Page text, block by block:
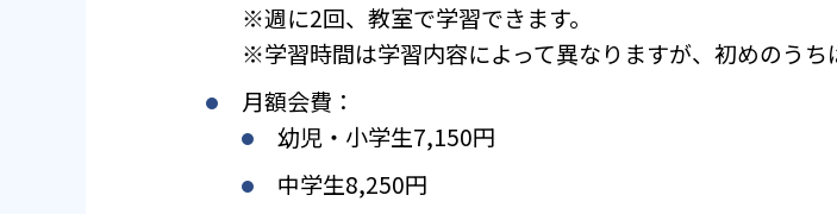
※週に2回、教室で学習できます。
※学習時間は学習内容によって異なりますが、初めのうち
月額会費：
幼児・小学生7,150円
中学生8,250円